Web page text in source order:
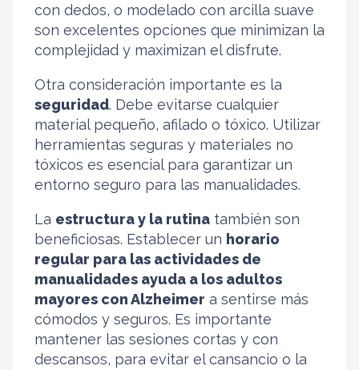
con dedos, o modelado con arcilla suave
son excelentes opciones que minimizan la
complejidad y maximizan el disfrute.
Otra consideración importante es la
seguridad. Debe evitarse cualquier
material pequeño, afilado o tóxico. Utilizar
herramientas seguras y materiales no
tóxicos es esencial para garantizar un
entorno seguro para las manualidades.
La estructura y la rutina también son
beneficiosas. Establecer un horario
regular para las actividades de
manualidades ayuda a los adultos
mayores con Alzheimer a sentirse más
cómodos y seguros. Es importante
mantener las sesiones cortas y con
descansos, para evitar el cansancio o la